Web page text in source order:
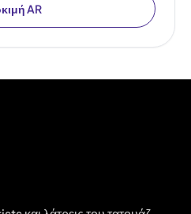
AR